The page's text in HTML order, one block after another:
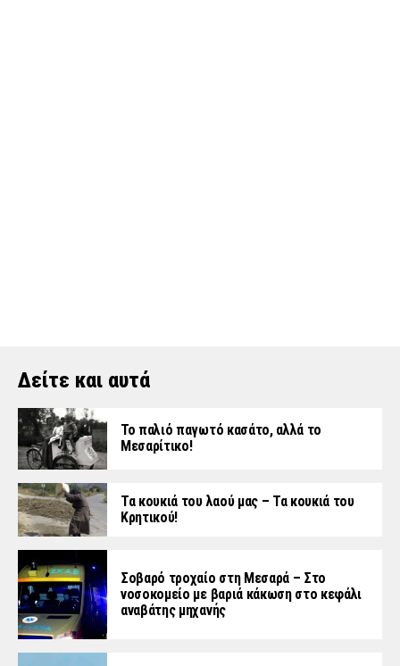
Δείτε και αυτά
Το παλιό παγωτό κασάτο, αλλά το
Μεσαρίτικο!
Τα κουκιά του λαού μας – Τα κουκιά του
Κρητικού!
Σοβαρό τροχαίο στη Μεσαρά – Στο
νοσοκομείο με βαριά κάκωση στο κεφάλι
αναβάτης μηχανής